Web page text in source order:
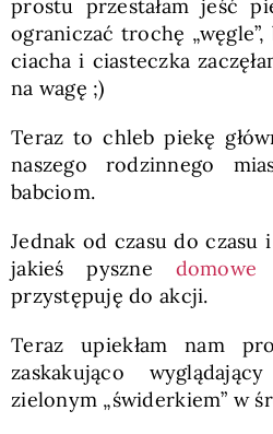
prostu przestałam jeść
ograniczać trochę
ciacha i ciasteczka
na wagę ;)
Teraz to chleb piekę
naszego rodzinnego
babciom.
Jednak od czasu do czasu
jakieś pyszne domowe
przystępuję do akcji.
Teraz upiekłam nam
zaskakująco
zielonym „świderkiem” w